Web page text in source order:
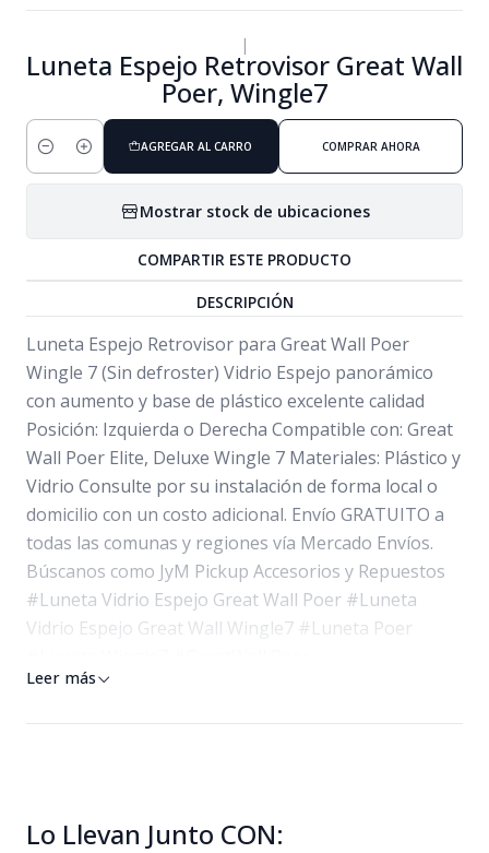
|
Luneta Espejo Retrovisor Great Wall
Poer, Wingle7
Cantidad
AGREGAR AL CARRO COMPRAR AHORA
Mostrar stock de ubicaciones
COMPARTIR ESTE PRODUCTO
DESCRIPCIÓN
Luneta Espejo Retrovisor para Great Wall Poer
Wingle 7 (Sin defroster) Vidrio Espejo panorámico
con aumento y base de plástico excelente calidad
Posición: Izquierda o Derecha Compatible con: Great
Wall Poer Elite, Deluxe Wingle 7 Materiales: Plástico y
Vidrio Consulte por su instalación de forma local o
domicilio con un costo adicional. Envío GRATUITO a
todas las comunas y regiones vía Mercado Envíos.
Búscanos como JyM Pickup Accesorios y Repuestos
#Luneta Vidrio Espejo Great Wall Poer #Luneta
Vidrio Espejo Great Wall Wingle7 #Luneta Poer
Leer más
Lo Llevan Junto CON: